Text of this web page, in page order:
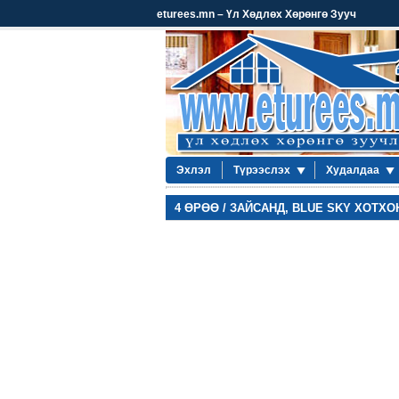
eturees.mn – Үл Хөдлөх Хөрөнгө Зууч
Эхлэл Түрээслэх Худалдаа
4 ӨРӨӨ / ЗАЙСАНД, BLUE SKY